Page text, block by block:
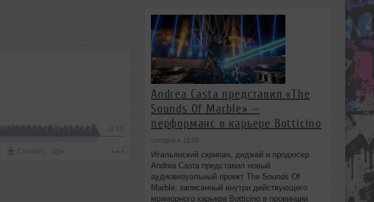
-4:56
Скачать </>
Andrea Casta представил «The
Sounds Of Marble» —
перформанс в карьере Botticino
сегодня в 15:05
Итальянский скрипач, диджей и продюсер
Andrea Casta представил новый
аудиовизуальный проект The Sounds Of
Marble, записанный внутри действующего
мраморного карьера Botticino в провинции